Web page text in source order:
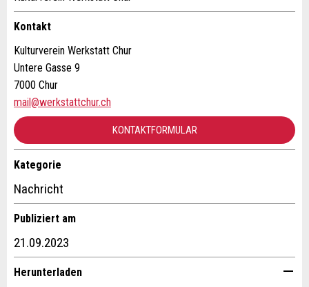
Ihr Feedback wird sehr geschätzt!
Allgemeines Feedback
Anzeige nicht mehr gültig
Anzeige unvollständig
Nachricht
Empfehlen Sie diese Anzeige an Freunde weiter.
* Eingabe erforderlich
ANZEIGE WEITEREMPFEHLEN
Schliessen
Kontakt
Kulturverein Werkstatt Chur
Untere Gasse 9
7000 Chur
mail@werkstattchur.ch
KONTAKTFORMULAR
Kontakt
Verfassen Sie eine Nachricht für die Kontaktpersonen dieser
Kategorie
Nachricht
Publiziert am
21.09.2023
Herunterladen